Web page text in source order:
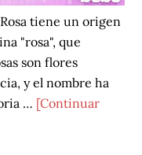
tiene un origen
"rosa", que
son flores
y el nombre ha
… [Continuar